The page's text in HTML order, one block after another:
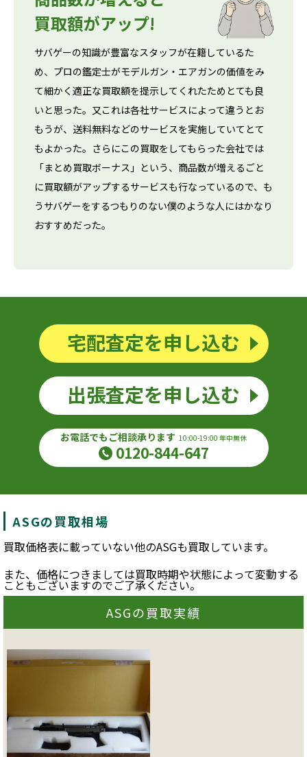
買取額がアップ!
サバゲーの知識が豊富なスタッフが在籍しているた
め、プロの鑑定士がモデルガン・エアガンの価値をみ
て細かく適正な買取額を提示してくれたためとても良
いと思った。又これは各社サービスによって違うとお
もうが、送料無料などのサービスを実施していてとて
もよかった。さらにこの買取をしてもらった会社では
「まとめ買取ボーナス」という、商品数が増えるごと
に買取額がアップするサービスも行なっているので、も
うサバゲーをするつもりのない僕のような人にはかなり
おすすめだった。
宅配査定を申し込む
出張査定を申し込む
お電話でもご相談承ります 10:00-19:00 年中無休
0120-844-647
ASGの買取相場
買取価格表に載っていない他のASGも買取しています。
また、価格につきましては買取時期や状態によって変動する
こともございますのでご了承ください。
ASGの買取実績